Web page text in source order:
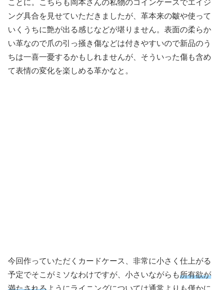
ことに。こちらも岡本さんの私物のコインケースでエイジ
ング具合を見せていただきましたが、革本来の皺や使って
いくうちに艶が出る感じなどが堪りません。表面の柔らか
い革なので爪の引っ掻き傷などは付きやすいので新品のう
ちは一喜一憂するかもしれませんが、そういった傷も含め
て表情の変化を楽しめる革かなと。
今回作っていただくカードケース、非常に小さく仕上がる
予定でそこがミソなわけですが、小さいながらも所有欲が
満たされる ようにライニングについては通常よりも僅かに